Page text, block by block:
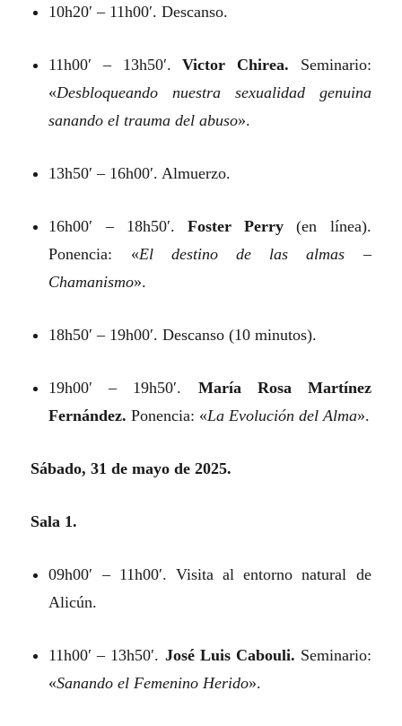
10h20′ – 11h00′. Descanso.
11h00′ – 13h50′.Victor Chirea. Seminario:
«Desbloqueando nuestra sexualidad genuina
sanando el trauma del abuso».
13h50′ – 16h00′. Almuerzo.
16h00′ – 18h50′. Foster Perry (en línea).
Ponencia: «El destino de las almas –
Chamanismo».
18h50′ – 19h00′. Descanso (10 minutos).
19h00′ – 19h50′. María Rosa Martínez
Fernández. Ponencia: «La Evolución del Alma».
Sábado, 31 de mayo de 2025.
Sala 1.
09h00′ – 11h00′. Visita al entorno natural de
Alicún.
11h00′ – 13h50′. José Luis Cabouli. Seminario:
«Sanando el Femenino Herido».